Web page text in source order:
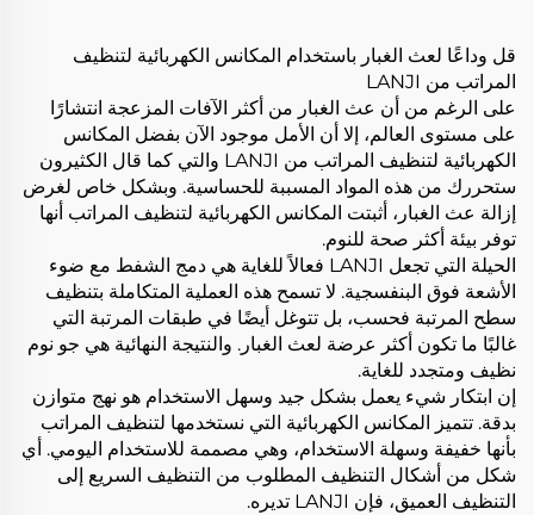
قل وداعًا لعث الغبار باستخدام المكانس الكهربائية لتنظيف
المراتب من LANJI
على الرغم من أن عث الغبار من أكثر الآفات المزعجة انتشارًا
على مستوى العالم، إلا أن الأمل موجود الآن بفضل المكانس
الكهربائية لتنظيف المراتب من LANJI والتي كما قال الكثيرون
ستحررك من هذه المواد المسببة للحساسية. وبشكل خاص لغرض
إزالة عث الغبار، أثبتت المكانس الكهربائية لتنظيف المراتب أنها
توفر بيئة أكثر صحة للنوم.
الحيلة التي تجعل LANJI فعالاً للغاية هي دمج الشفط مع ضوء
الأشعة فوق البنفسجية. لا تسمح هذه العملية المتكاملة بتنظيف
سطح المرتبة فحسب، بل تتوغل أيضًا في طبقات المرتبة التي
غالبًا ما تكون أكثر عرضة لعث الغبار. والنتيجة النهائية هي جو نوم
نظيف ومتجدد للغاية.
إن ابتكار شيء يعمل بشكل جيد وسهل الاستخدام هو نهج متوازن
بدقة. تتميز المكانس الكهربائية التي نستخدمها لتنظيف المراتب
بأنها خفيفة وسهلة الاستخدام، وهي مصممة للاستخدام اليومي. أي
شكل من أشكال التنظيف المطلوب من التنظيف السريع إلى
التنظيف العميق، فإن LANJI تديره.